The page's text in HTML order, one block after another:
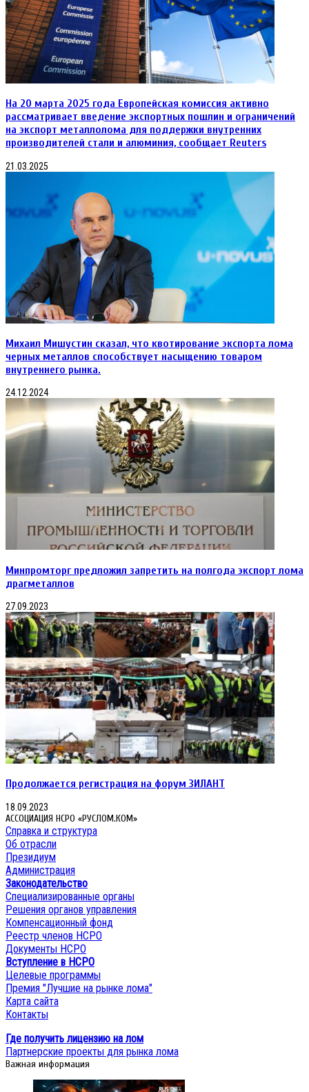
На 20 марта 2025 года Европейская комиссия активно
рассматривает введение экспортных пошлин и ограничений
на экспорт металлолома для поддержки внутренних
производителей стали и алюминия, сообщает Reuters
21.03.2025
Михаил Мишустин сказал, что квотирование экспорта лома
черных металлов способствует насыщению товаром
внутреннего рынка.
24.12.2024
Минпромторг предложил запретить на полгода экспорт лома
драгметаллов
27.09.2023
Продолжается регистрация на форум ЗИЛАНТ
18.09.2023
АССОЦИАЦИЯ НСРО «РУСЛОМ.КОМ»
Справка и структура
Об отрасли
Президиум
Администрация
Законодательство
Специализированные органы
Решения органов управления
Компенсационный фонд
Реестр членов НСРО
Документы НСРО
Вступление в НСРО
Целевые программы
Премия "Лучшие на рынке лома"
Карта сайта
Контакты
Где получить лицензию на лом
Партнерские проекты для рынка лома
Важная информация